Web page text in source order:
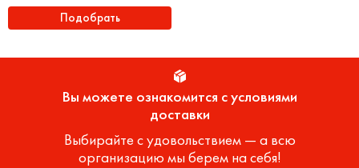
Подобрать
Вы можете ознакомится с условиями
доставки
Выбирайте с удовольствием — а всю
организацию мы берем на себя!